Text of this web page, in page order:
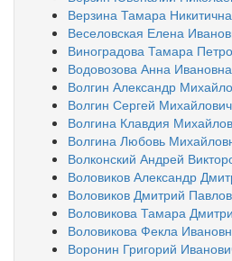
Верзина Тамара Никитична
Веселовская Елена
Виноградова Тамара
Водовозова Анна Ивановна
Волгин Александр
Волгин Сергей Михайлович
Волгина Клавдия
Волгина Любовь
Волконский Андрей
Воловиков Александр
Воловиков Дмитрий
Воловикова Тамара
Воловикова Фекла
Воронин Григорий